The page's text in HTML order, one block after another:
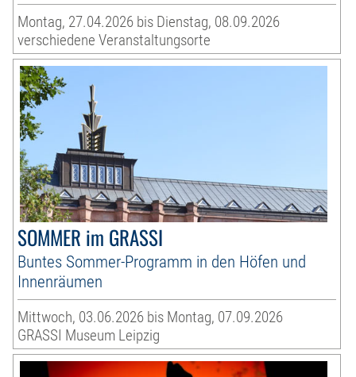
Montag, 27.04.2026 bis Dienstag, 08.09.2026
verschiedene Veranstaltungsorte
SOMMER im GRASSI
Buntes Sommer-Programm in den Höfen und
Innenräumen
Mittwoch, 03.06.2026 bis Montag, 07.09.2026
GRASSI Museum Leipzig